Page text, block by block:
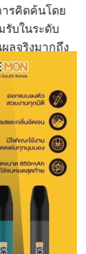
ารคิดค้นโดย
บในระดับ
ลจริงมากถึง
ซน์สวยงาม
งาน เป็นไอ
นใหม่ ให้ฟีล
กมายหลาก
มะเร็งจาก
นิด ให้เหลือ
ที่พอดี และ
ทธิภาพมาก